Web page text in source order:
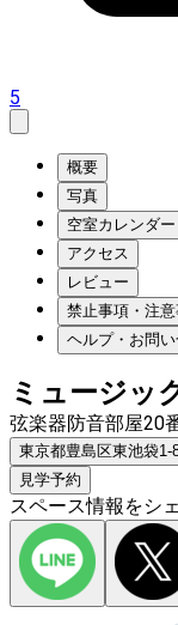
5
概要
写真
空室カレンダ
アクセス
レビュー
禁止事項・注
ヘルプ・お問
ミュージッ
弦楽器防音部屋20
東京都豊島区東池袋1-
見学予約
スペース情報をシ